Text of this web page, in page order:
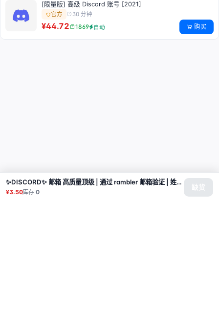
[限量版] 高级 Discord 账号 [2021]
官方 30 分钟
¥44.72 1869 自动 购买
✨DISCORD✨ 邮箱 高质量顶级 | 通过 rambler 邮箱验证 | 姓名为西里尔字母 | 手动注册 | 性别混合 | 注册国家/地区 IP 荷兰
¥3.50库存0
缺货